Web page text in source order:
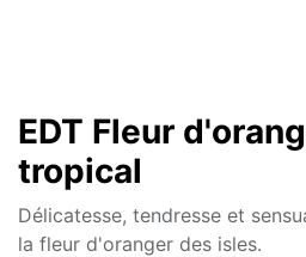
EDT Fleur
tropical
Délicatesse, tendresse et
la fleur d'oranger des isles.